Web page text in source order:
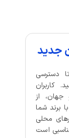
جدید
دسترسی
کاربران
جهان، از
برند شما
محلی
است